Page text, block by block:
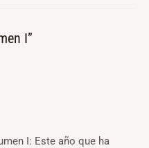
I”
I: Este año que ha